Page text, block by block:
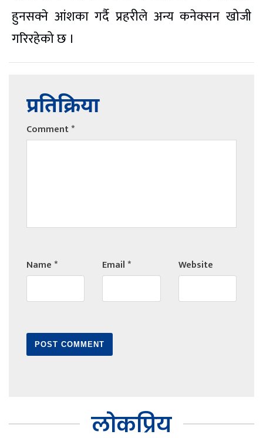
हुनसक्ने आंशका गर्दै प्रहरीले अन्य कनेक्सन खोजी
गरिरहेको छ ।
प्रतिक्रिया
Comment*
Name* Email* Website
लोकप्रिय